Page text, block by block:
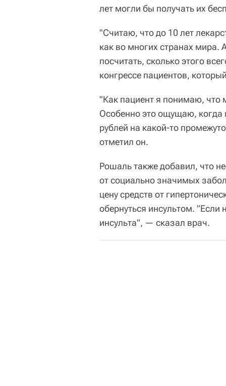
лет могли бы получать их
"Считаю, что до 10 лет
как во многих странах мира.
посчитать, сколько этого
конгрессе пациентов,
"Как пациент я понимаю, что
Особенно это ощущаю, когда
рублей на какой-то
отметил он.
Рошаль также добавил, что
от социально значимых
цену средств от
обернуться инсультом.
инсульта", — сказал врач.